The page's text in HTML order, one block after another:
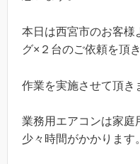
本日は西宮市のお客様
グ×２台のご依頼を頂
作業を実施させて頂き
業務用エアコンは家庭
少々時間がかかります。